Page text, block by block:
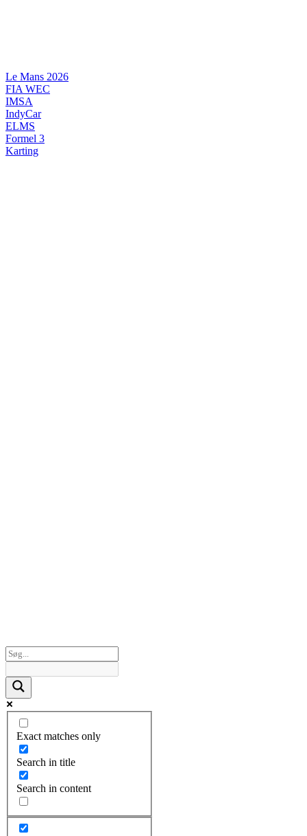
Le Mans 2026
FIA WEC
IMSA
IndyCar
ELMS
Formel 3
Karting
Exact matches only
Search in title
Search in content